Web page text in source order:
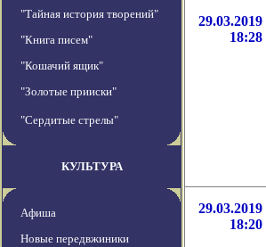
"Тайная история творений"
"Книга писем"
"Кошачий ящик"
"Золотые прииски"
"Сердитые стрелы"
КУЛЬТУРА
Афиша
Новые передвжиники
29.03.2019
18:28
29.03.2019
18:20